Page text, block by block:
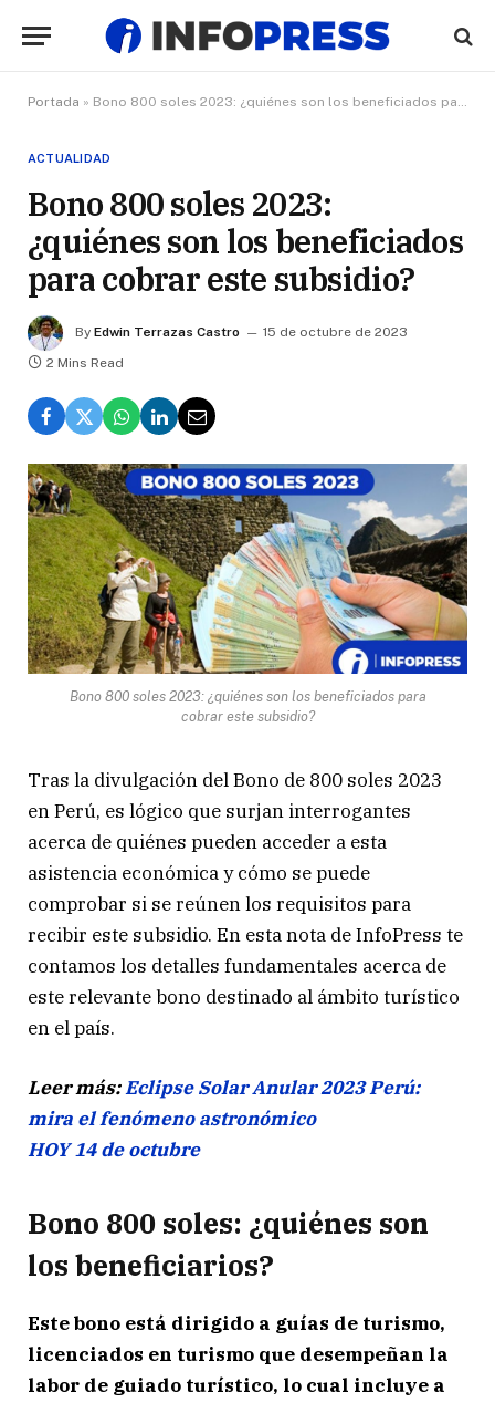
Portada » Bono 800 soles 2023: ¿quiénes son los beneficiados para cobrar este subsidio?
ACTUALIDAD
Bono 800 soles 2023:
¿quiénes son los beneficiados
para cobrar este subsidio?
By Edwin Terrazas Castro
15 de octubre de 2023
2 Mins Read
Bono 800 soles 2023: ¿quiénes son los beneficiados para
cobrar este subsidio?
Tras la divulgación del Bono de 800 soles 2023
en Perú, es lógico que surjan interrogantes
acerca de quiénes pueden acceder a esta
asistencia económica y cómo se puede
comprobar si se reúnen los requisitos para
recibir este subsidio. En esta nota de InfoPress te
contamos los detalles fundamentales acerca de
este relevante bono destinado al ámbito turístico
en el país.
Leer más:Eclipse Solar Anular 2023 Perú:
mira el fenómeno astronómico
HOY 14 de octubre
Bono 800 soles: ¿quiénes son
los beneficiarios?
Este bono está dirigido a guías de turismo,
licenciados en turismo que desempeñan la
labor de guiado turístico, lo cual incluye a